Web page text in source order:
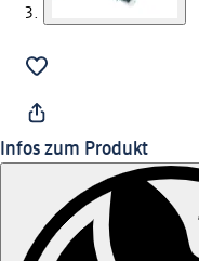
Infos zum Produkt